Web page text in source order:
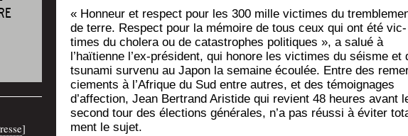
]
« Hon­neur et res­pect pour les 300 mille vic­times du
de terre. Res­pect pour la mémoire de tous ceux qui ont été vic­
times du cho­le­ra ou de catas­trophes poli­tiques », a salué à
l’haïtienne l’ex-président, qui honore les vic­times du séisme et
tsu­na­mi sur­ve­nu au Japon la semaine écou­lée. Entre des
cie­ments à l’Afrique du Sud entre autres, et des témoi­gnages
d’affection, Jean Ber­trand Aris­tide qui revient 48 heures avant
second tour des élec­tions géné­rales, n’a pas réus­si à évi­ter
ment le sujet.